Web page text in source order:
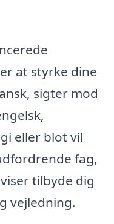
at styrke dine
sigter mod
eller blot vil
fag,
tilbyde dig
vejledning.